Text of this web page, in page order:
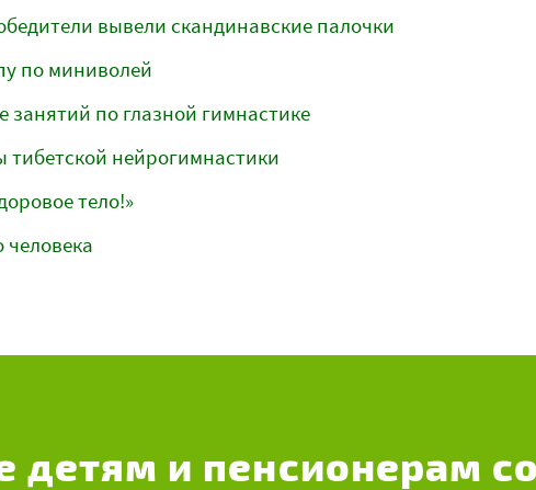
вывели скандинавские палочки
по миниволей
занятий по глазной гимнастике
тибетской нейрогимнастики
тело!»
детям и пенсионерам